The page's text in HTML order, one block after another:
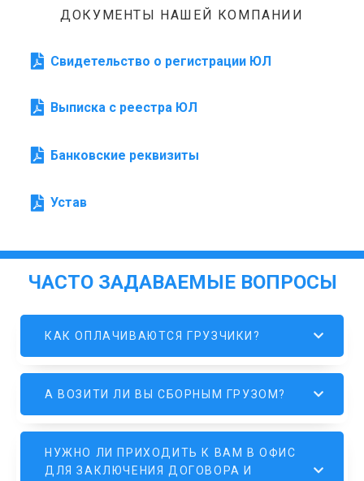
ДОКУМЕНТЫ НАШЕЙ КОМПАНИИ
Свидетельство о регистрации ЮЛ
Выписка с реестра ЮЛ
Банковские реквизиты
Устав
ЧАСТО ЗАДАВАЕМЫЕ ВОПРОСЫ
КАК ОПЛАЧИВАЮТСЯ ГРУЗЧИКИ?
А ВОЗИТИ ЛИ ВЫ СБОРНЫМ ГРУЗОМ?
НУЖНО ЛИ ПРИХОДИТЬ К ВАМ В ОФИС
ДЛЯ ЗАКЛЮЧЕНИЯ ДОГОВОРА И